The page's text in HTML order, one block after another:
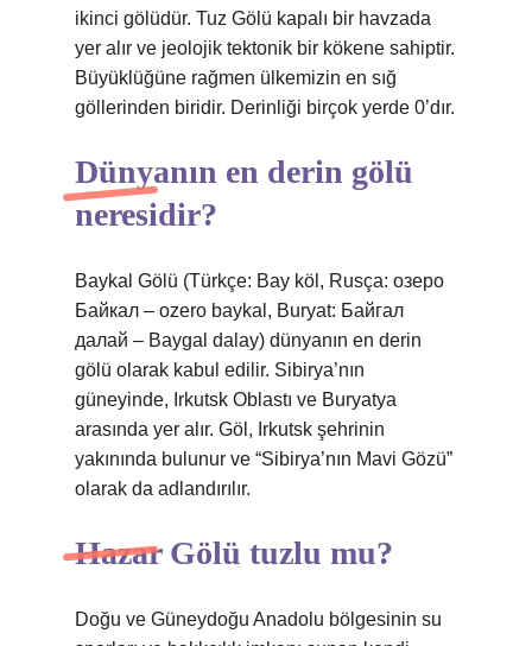
ikinci gölüdür. Tuz Gölü kapalı bir havzada
yer alır ve jeolojik tektonik bir kökene sahiptir.
Büyüklüğüne rağmen ülkemizin en sığ
göllerinden biridir. Derinliği birçok yerde 0’dır.
Dünyanın en derin gölü
neresidir?
Baykal Gölü (Türkçe: Bay köl, Rusça: озеро
Байкал – ozero baykal, Buryat: Байгал
далай – Baygal dalay) dünyanın en derin
gölü olarak kabul edilir. Sibirya’nın
güneyinde, Irkutsk Oblastı ve Buryatya
arasında yer alır. Göl, Irkutsk şehrinin
yakınında bulunur ve “Sibirya’nın Mavi Gözü”
olarak da adlandırılır.
Hazar Gölü tuzlu mu?
Doğu ve Güneydoğu Anadolu bölgesinin su